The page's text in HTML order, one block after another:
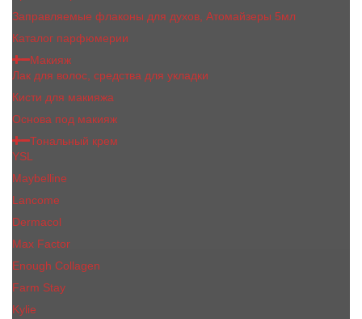
Заправляемые флаконы для духов, Атомайзеры 5мл
Каталог парфюмерии
Макияж
Лак для волос, средства для укладки
Кисти для макияжа
Основа под макияж
Тональный крем
YSL
Maybelline
Lancome
Dermacol
Max Factor
Enough Collagen
Farm Stay
Kylie